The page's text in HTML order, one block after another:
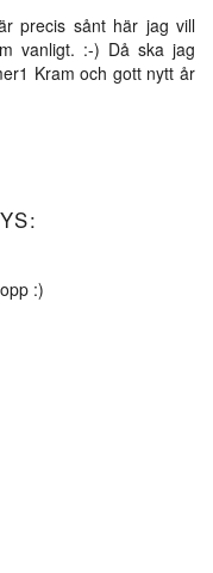
precis sånt här jag vill
vanligt. :-) Då ska jag
Kram och gott nytt år
:)